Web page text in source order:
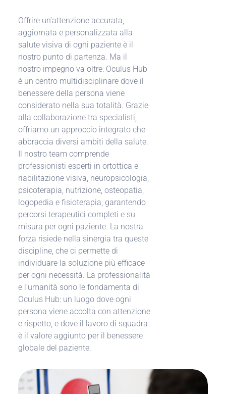
Offrire un’attenzione accurata,
aggiornata e personalizzata alla
salute visiva di ogni paziente è il
nostro punto di partenza. Ma il
nostro impegno va oltre: Oculus Hub
è un centro multidisciplinare dove il
benessere della persona viene
considerato nella sua totalità. Grazie
alla collaborazione tra specialisti,
offriamo un approccio integrato che
abbraccia diversi ambiti della salute.
Il nostro team comprende
professionisti esperti in ortottica e
riabilitazione visiva, neuropsicologia,
psicoterapia, nutrizione, osteopatia,
logopedia e fisioterapia, garantendo
percorsi terapeutici completi e su
misura per ogni paziente. La nostra
forza risiede nella sinergia tra queste
discipline, che ci permette di
individuare la soluzione più efficace
per ogni necessità. La professionalità
e l’umanità sono le fondamenta di
Oculus Hub: un luogo dove ogni
persona viene accolta con attenzione
e rispetto, e dove il lavoro di squadra
è il valore aggiunto per il benessere
globale del paziente.